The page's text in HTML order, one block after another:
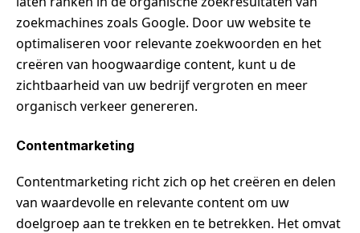
zoekmachines zoals Google. Door uw website te
optimaliseren voor relevante zoekwoorden en het
creëren van hoogwaardige content, kunt u de
zichtbaarheid van uw bedrijf vergroten en meer
organisch verkeer genereren.
Contentmarketing
Contentmarketing richt zich op het creëren en delen
van waardevolle en relevante content om uw
doelgroep aan te trekken en te betrekken. Het omvat